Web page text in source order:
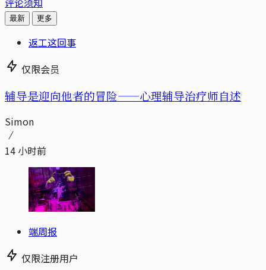
最新 更多
返工这回事
仅限会员
辅导是迎向他者的冒险——心理辅导治疗师自述
Simon
14 小时前
端周报
仅限注册用户